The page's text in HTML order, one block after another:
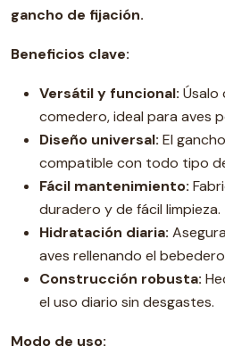
gancho de fijación.
Beneficios clave:
Versátil y funcional: Úsalo
comedero, ideal para aves
Diseño universal: El
compatible con todo tipo
Fácil mantenimiento:
duradero y de fácil limpieza.
Hidratación diaria:
aves rellenando el
Construcción robusta:
el uso diario sin desgastes.
Modo de uso: